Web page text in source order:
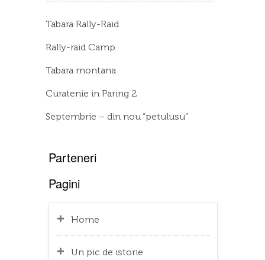
Tabara Rally-Raid
Rally-raid Camp
Tabara montana
Curatenie in Paring 2
Septembrie – din nou “petulusu”
Parteneri
Pagini
Home
Un pic de istorie